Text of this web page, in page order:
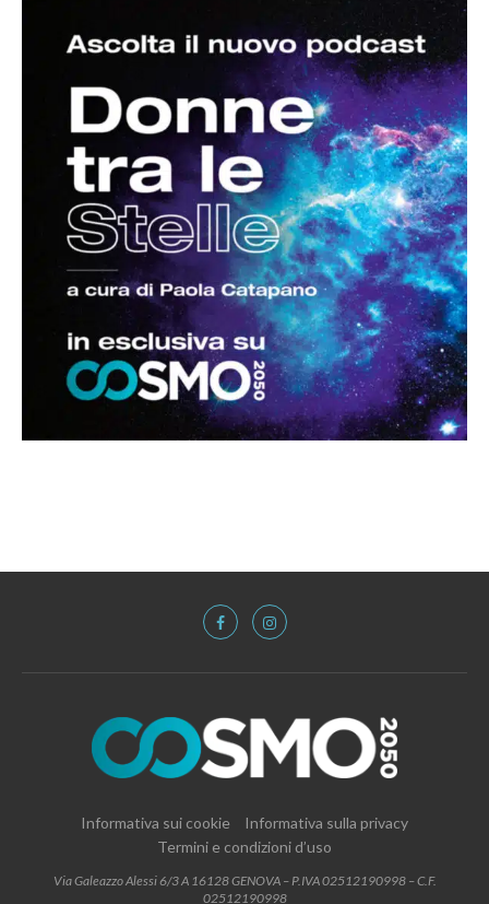
Informativa sui cookie
Informativa sulla privacy
Termini e condizioni d’uso
Via Galeazzo Alessi 6/3 A 16128 GENOVA – P.IVA 02512190998 – C.F.
02512190998